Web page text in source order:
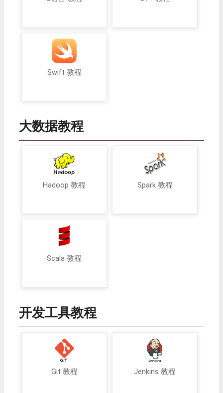
Swift 教程
大数据教程
Hadoop 教程 Spark 教程
Scala 教程
开发工具教程
Git 教程 Jenkins 教程